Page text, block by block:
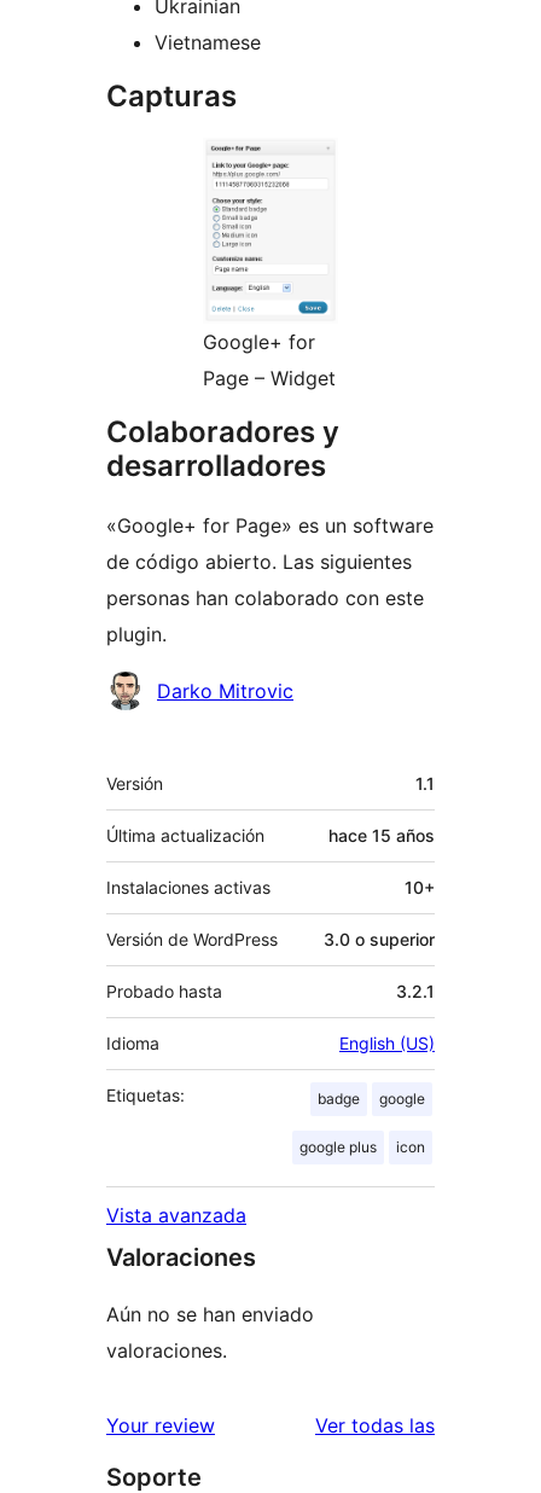
Ukrainian
Vietnamese
Capturas
Google+ for
Page – Widget
Colaboradores y
desarrolladores
«Google+ for Page» es un software
de código abierto. Las siguientes
personas han colaborado con este
plugin.
Colaboradores
Darko Mitrovic
Meta
Versión 1.1
Última actualización hace 15 años
Instalaciones activas 10+
Versión de WordPress 3.0 o superior
Probado hasta 3.2.1
Idioma English (US)
Etiquetas: badge google
google plus icon
Vista avanzada
Valoraciones
Aún no se han enviado
valoraciones.
Your review Ver todas las
Soporte